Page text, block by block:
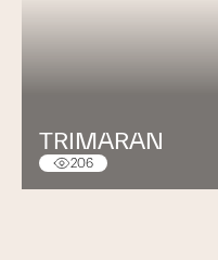
TRIMARAN
206